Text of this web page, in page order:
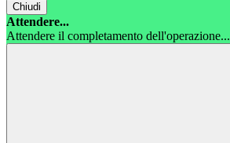
Chiudi
Attendere...
Attendere il completamento dell'operazione...